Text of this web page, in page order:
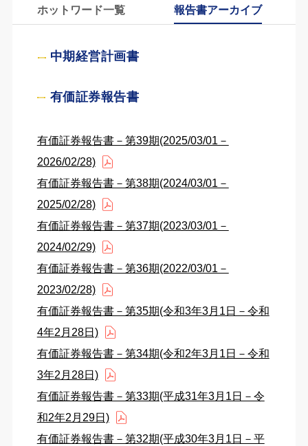
ホットワード一覧 報告書アーカイブ
中期経営計画書
有価証券報告書
有価証券報告書－第39期(2025/03/01－
2026/02/28)
有価証券報告書－第38期(2024/03/01－
2025/02/28)
有価証券報告書－第37期(2023/03/01－
2024/02/29)
有価証券報告書－第36期(2022/03/01－
2023/02/28)
有価証券報告書－第35期(令和3年3月1日－令和
4年2月28日)
有価証券報告書－第34期(令和2年3月1日－令和
3年2月28日)
有価証券報告書－第33期(平成31年3月1日－令
和2年2月29日)
有価証券報告書－第32期(平成30年3月1日－平